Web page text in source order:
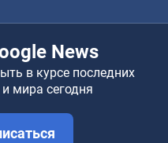
News
в курсе последних
мира сегодня